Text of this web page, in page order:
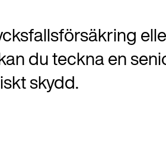
du teckna en
skydd.